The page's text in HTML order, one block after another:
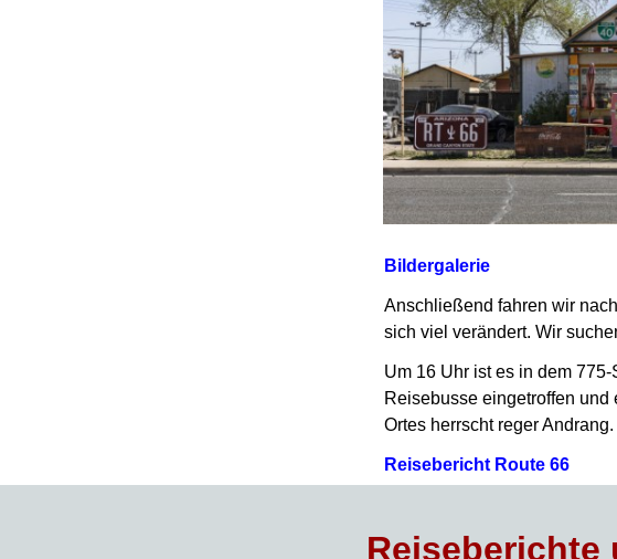
Bildergalerie
Anschließend fahren wir
sich viel verändert. Wir
Um 16 Uhr ist es in dem
Reisebusse eingetroffen
Ortes herrscht reger
Reisebericht Route 66
Reiseberichte